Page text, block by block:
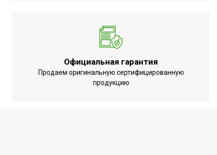
Класс пылевлагозащищенности
Ступени мощности обогрева, кВт
Страна производства
КНР
Официальная гарантия
Продаем оригинальную сертифицированную
продукцию